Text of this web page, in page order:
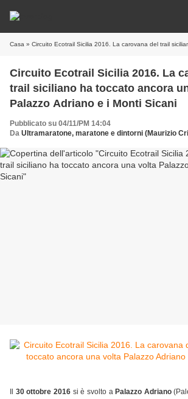
Casa » Circuito Ecotrail Sicilia 2016. La carovana del trail siciliano ha toccato ancora una
Circuito Ecotrail Sicilia 2016. La
trail siciliano ha toccato ancora
Palazzo Adriano e i Monti Sicani
Pubblicato su 04/11/PM 14:04
Da Ultramaratone, maratone e dintorni (Maurizio Crispi
30 ottobre 2016si è svolto a Palazzo Adriano